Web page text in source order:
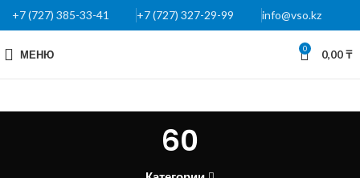
+7 (727) 385-33-41 +7 (727) 327-29-99 info@vso.kz
МЕНЮ 0 0,00₸
60